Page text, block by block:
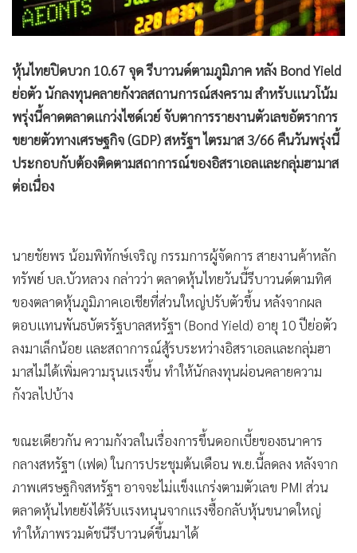
Special Scoop
• เศรษฐกิจ-ธุรกิจ
• จีน
• ชุมชน-คุณภาพชีวิต
• อาชญากรรม
• Motoring
• เกม
• วิทยาศาสตร์
• อินโดจีน
• กองทุนรวม
• Celeb Online
Factcheck
ญี่ปุ่น
•
News1
หุ้นไทยปิดบวก 10.67 จุด รีบาวนด์ตามภูมิภาค หลัง Bond Yield
ย่อตัว นักลงทุนคลายกังวลสถานการณ์สงคราม สำหรับแนวโน้ม
พรุ่งนี้คาดตลาดแกว่งไซด์เวย์ จับตาการรายงานตัวเลขอัตราการ
ขยายตัวทางเศรษฐกิจ (GDP) สหรัฐฯ ไตรมาส 3/66 คืนวันพรุ่งนี้
ประกอบกับต้องติดตามสถาการณ์ของอิสราเอลและกลุ่มฮามาส
ต่อเนื่อง
นายชัยพร น้อมพิทักษ์เจริญ กรรมการผู้จัดการ สายงานค้าหลัก
ทรัพย์ บล.บัวหลวง กล่าวว่า ตลาดหุ้นไทยวันนี้รีบาวนด์ตามทิศ
ของตลาดหุ้นภูมิภาคเอเชียที่ส่วนใหญ่ปรับตัวขึ้น หลังจากผล
ตอบแทนพันธบัตรรัฐบาลสหรัฐฯ (Bond Yield) อายุ 10 ปีย่อตัว
ลงมาเล็กน้อย และสถาการณ์สู้รบระหว่างอิสราเอลและกลุ่มฮา
มาสไม่ได้เพิ่มความรุนแรงขึ้น ทำให้นักลงทุนผ่อนคลายความ
กังวลไปบ้าง
ขณะเดียวกัน ความกังวลในเรื่องการขึ้นดอกเบี้ยของธนาคาร
กลางสหรัฐฯ (เฟด) ในการประชุมต้นเดือน พ.ย.นี้ลดลง หลังจาก
ภาพเศรษฐกิจสหรัฐฯ อาจจะไม่แข็งแกร่งตามตัวเลข PMI ส่วน
ตลาดหุ้นไทยยังได้รับแรงหนุนจากแรงซื้อกลับหุ้นขนาดใหญ่
ทำให้ภาพรวมดัชนีรีบาวนด์ขึ้นมาได้